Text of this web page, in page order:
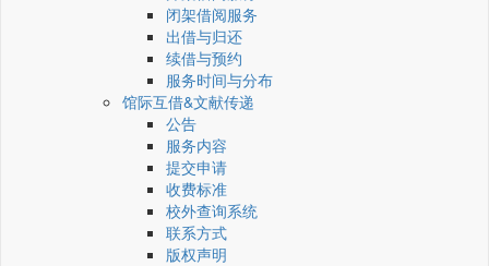
闭架借阅服务
出借与归还
续借与预约
服务时间与分布
馆际互借&文献传递
公告
服务内容
提交申请
收费标准
校外查询系统
联系方式
版权声明